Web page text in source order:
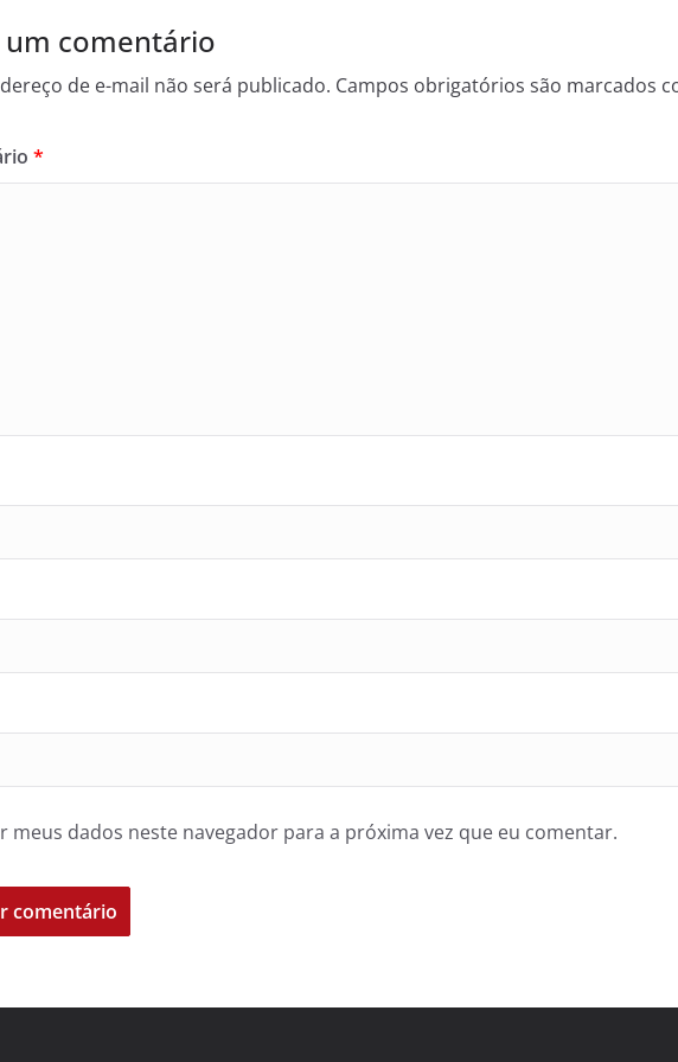
um comentário
de e-mail não será publicado. Campos obrigatórios são marcados
*
meus dados neste navegador para a próxima vez que eu comentar.